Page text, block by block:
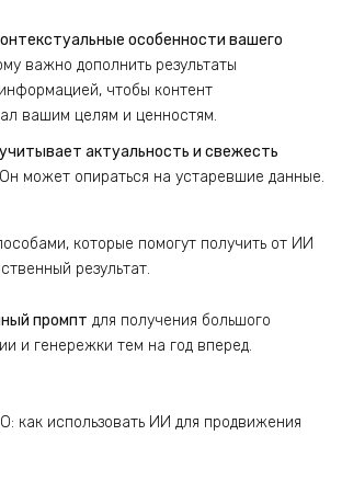
особенности вашего
важно дополнить результаты
чтобы контент
вашим целям и ценностям.
актуальность и свежесть
может опираться на устаревшие данные.
которые помогут получить от ИИ
результат.
промпт для получения большого
и генережки тем на год вперед.